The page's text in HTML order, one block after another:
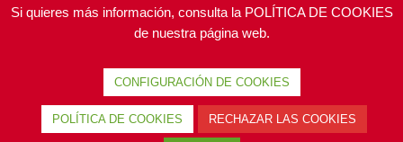
POLÍTICA DE PROTECCIÓN DE DATOS|POLÍTICA DE
PRIVACIDAD · SUS DATOS SEGUROS
ACEAR ©2026 | Todos los derechos reservados.
Desarrollado porIntermedio 2.0.
Si quieres más información, consulta la POLÍTICA DE COOKIES
de nuestra página web.
CONFIGURACIÓN DE COOKIES
POLÍTICA DE COOKIES RECHAZAR LAS COOKIES